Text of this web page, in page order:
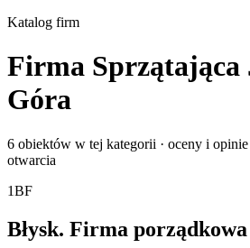
Katalog firm
Firma Sprzątająca
Góra
6 obiektów w tej kategorii · oceny i
otwarcia
1BF
Błysk. Firma porządkowa